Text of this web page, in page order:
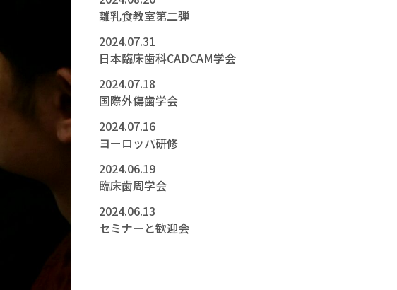
離乳食教室第二弾
2024.07.31
日本臨床歯科CADCAM学会
2024.07.18
国際外傷歯学会
2024.07.16
ヨーロッパ研修
2024.06.19
臨床歯周学会
2024.06.13
セミナーと歓迎会